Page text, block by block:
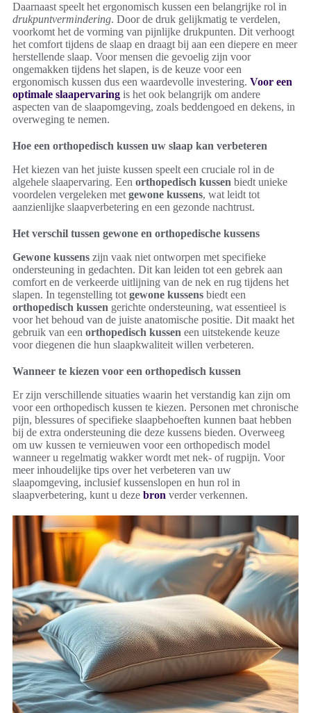
Daarnaast speelt het ergonomisch kussen een belangrijke rol in
drukpuntvermindering. Door de druk gelijkmatig te verdelen,
voorkomt het de vorming van pijnlijke drukpunten. Dit verhoogt
het comfort tijdens de slaap en draagt bij aan een diepere en meer
herstellende slaap. Voor mensen die gevoelig zijn voor
ongemakken tijdens het slapen, is de keuze voor een
ergonomisch kussen dus een waardevolle investering. Voor een
optimale slaapervaring is het ook belangrijk om andere
aspecten van de slaapomgeving, zoals beddengoed en dekens, in
overweging te nemen.
Hoe een orthopedisch kussen uw slaap kan verbeteren
Het kiezen van het juiste kussen speelt een cruciale rol in de
algehele slaapervaring. Een orthopedisch kussen biedt unieke
voordelen vergeleken met gewone kussens, wat leidt tot
aanzienlijke slaapverbetering en een gezonde nachtrust.
Het verschil tussen gewone en orthopedische kussens
Gewone kussens zijn vaak niet ontworpen met specifieke
ondersteuning in gedachten. Dit kan leiden tot een gebrek aan
comfort en de verkeerde uitlijning van de nek en rug tijdens het
slapen. In tegenstelling tot gewone kussens biedt een
orthopedisch kussen gerichte ondersteuning, wat essentieel is
voor het behoud van de juiste anatomische positie. Dit maakt het
gebruik van een orthopedisch kussen een uitstekende keuze
voor diegenen die hun slaapkwaliteit willen verbeteren.
Wanneer te kiezen voor een orthopedisch kussen
Er zijn verschillende situaties waarin het verstandig kan zijn om
voor een orthopedisch kussen te kiezen. Personen met chronische
pijn, blessures of specifieke slaapbehoeften kunnen baat hebben
bij de extra ondersteuning die deze kussens bieden. Overweeg
om uw kussen te vernieuwen voor een orthopedisch model
wanneer u regelmatig wakker wordt met nek- of rugpijn. Voor
meer inhoudelijke tips over het verbeteren van uw
slaapomgeving, inclusief kussenslopen en hun rol in
slaapverbetering, kunt u deze bron verder verkennen.